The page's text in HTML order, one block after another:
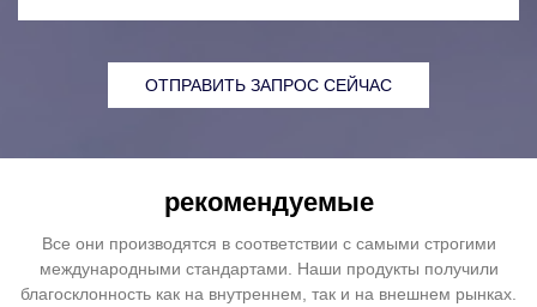
ОТПРАВИТЬ ЗАПРОС СЕЙЧАС
рекомендуемые
Все они производятся в соответствии с самыми строгими
международными стандартами. Наши продукты получили
благосклонность как на внутреннем, так и на внешнем рынках.